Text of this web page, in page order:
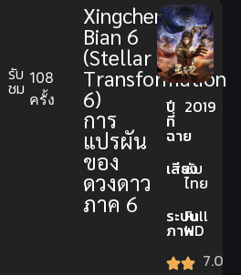
รับ
ชม 108
ครั้ง
Xingchen
Bian 6
(Stellar
Transformation
6)
การ
แปรผัน
ของ
ดวงดาว
ภาค 6
ปี
ที่
ฉาย
2019
เสียง
ซับ
ไทย
ระบบ
ภาพ
Full
HD
7.0